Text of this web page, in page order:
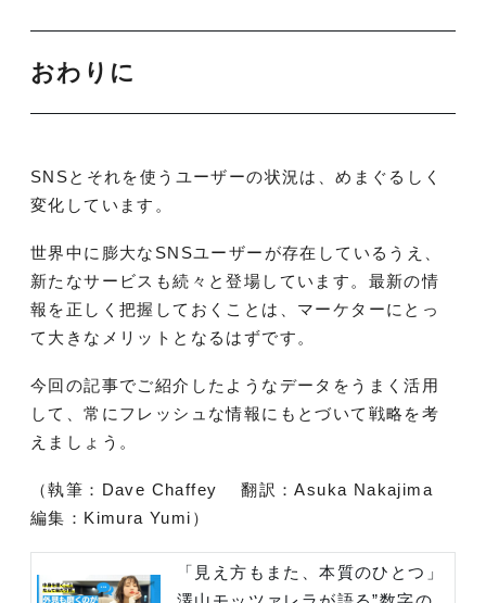
おわりに
SNSとそれを使うユーザーの状況は、めまぐるしく
変化しています。
世界中に膨大なSNSユーザーが存在しているうえ、
新たなサービスも続々と登場しています。最新の情
報を正しく把握しておくことは、マーケターにとっ
て大きなメリットとなるはずです。
今回の記事でご紹介したようなデータをうまく活用
して、常にフレッシュな情報にもとづいて戦略を考
えましょう。
（執筆：Dave Chaffey 翻訳：Asuka Nakajima
編集：Kimura Yumi）
「見え方もまた、本質のひとつ」